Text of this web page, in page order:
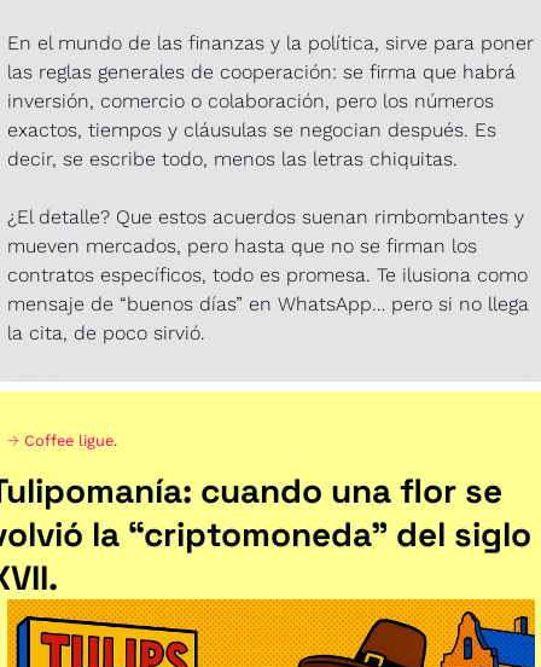
En el mundo de las finanzas y la política, sirve para poner
las reglas generales de cooperación: se firma que habrá
inversión, comercio o colaboración, pero los números
exactos, tiempos y cláusulas se negocian después. Es
decir, se escribe todo, menos las letras chiquitas.
¿El detalle? Que estos acuerdos suenan rimbombantes y
mueven mercados, pero hasta que no se firman los
contratos específicos, todo es promesa. Te ilusiona como
mensaje de “buenos días” en WhatsApp… pero si no llega
la cita, de poco sirvió.
→ Coffee ligue.
cuando una flor se
la “criptomoneda” del siglo